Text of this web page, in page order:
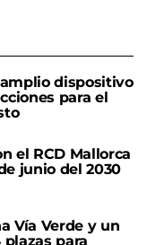
dispositivo
para el
el RCD Mallorca
junio del 2030
Vía Verde y un
para